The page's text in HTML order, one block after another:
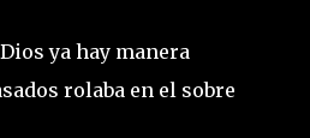
ya hay manera
rolaba en el sobre